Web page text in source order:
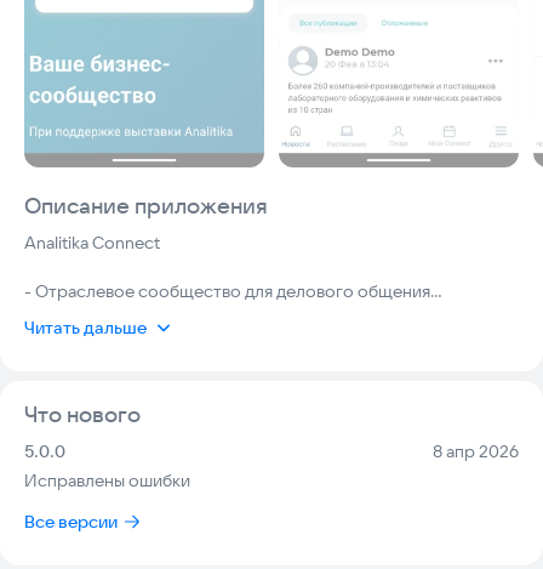
Описание приложения
Analitika Connect
- Отраслевое сообщество для делового общения
индустрии
обмена контактами
целевыми контактами
Читать дальше
Что нового
Версия:
5.0.0 Дата:
8 апр 2026
Исправлены ошибки
Все версии